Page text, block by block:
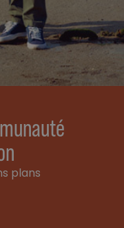
plans